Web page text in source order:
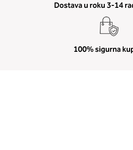
Dostava u roku 3-14
100% sigurna
ustreza
stolpcu,